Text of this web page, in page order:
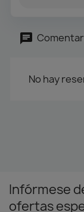
No hay
Infórmese
ofertas